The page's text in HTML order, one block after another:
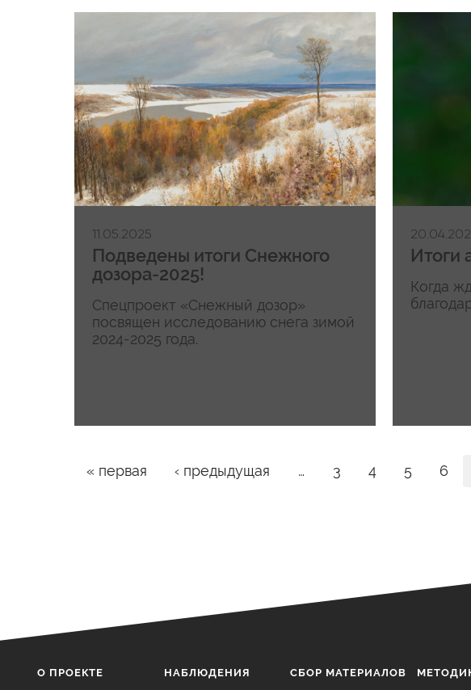
11.05.2025
Подведены итоги Снежного
дозора-2025!
Спецпроект «Снежный дозор»
посвящен исследованию снега зимой
2024-2025 года.
Итоги
Когда
« первая ‹ предыдущая … 3 4 5 6
О ПРОЕКТЕ НАБЛЮДЕНИЯ CБОР МАТЕРИАЛОВ